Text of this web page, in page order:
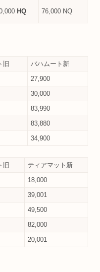
HQ 76,000 NQ
旧
バハムート新
27,900
30,000
83,990
83,880
34,900
旧
ティアマット新
18,000
39,001
49,500
82,000
20,001